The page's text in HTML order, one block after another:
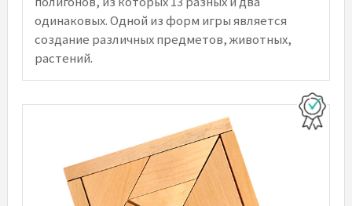
одинаковых. Одной из форм игры является
создание различных предметов, животных,
растений.